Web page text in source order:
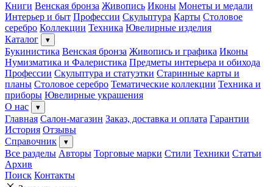
Книги Венская бронза Живопись Иконы Монеты и медали
Интерьер и быт Профессии Скульптура Карты Столовое
серебро Коллекции Техника Ювелирные изделия
Каталог
▾
Букинистика Венская бронза Живопись и графика Иконы
Нумизматика и Фалеристика Предметы интерьера и обихода
Профессии Скульптура и статуэтки Старинные карты и
планы Столовое серебро Тематические коллекции Техника и
приборы Ювелирные украшения
О нас
▾
Главная Салон-магазин Заказ, доставка и оплата Гарантии
История Отзывы
Справочник
▾
Все разделы Авторы Торговые марки Стили Техники Статьи
Архив
Поиск Контакты